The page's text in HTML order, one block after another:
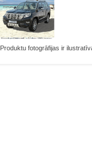
Produktu fotogrāfijas ir